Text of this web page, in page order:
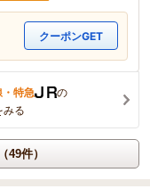
クーポンGET
特急
の
みる
49件）